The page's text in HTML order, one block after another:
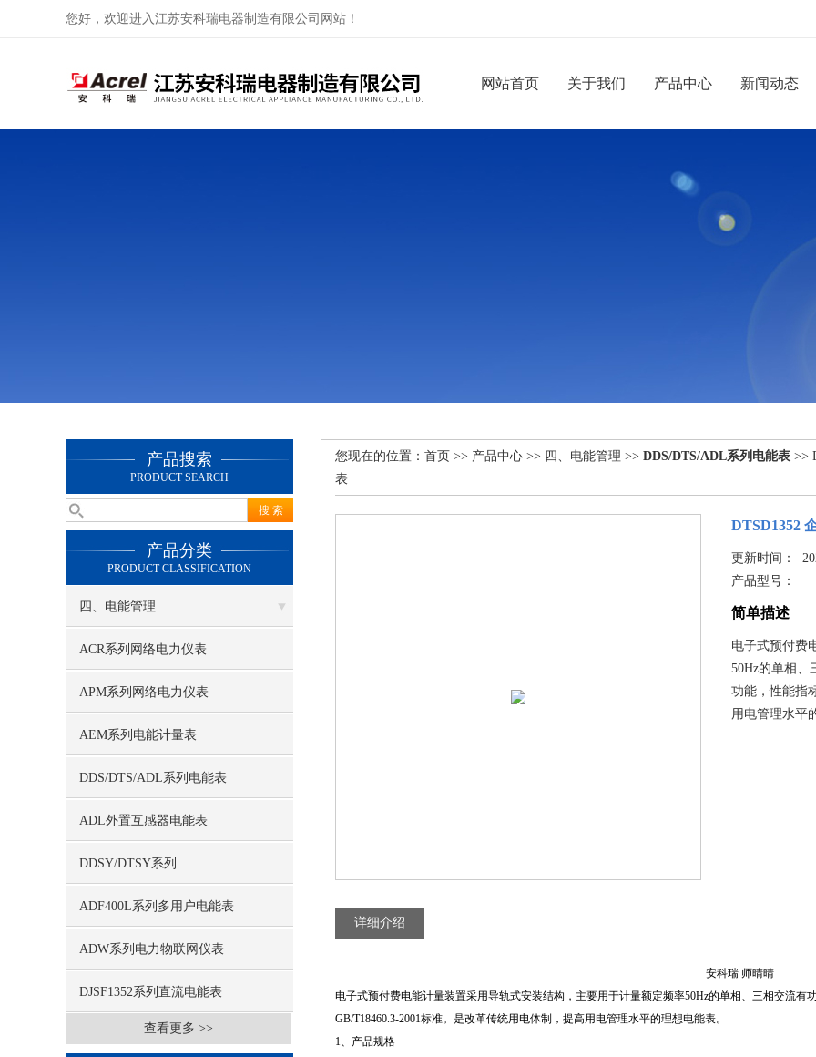
您好，欢迎进入江苏安科瑞电器制造有限公司网站！
网站首页 关于我们 产品中心 新闻动态
产品搜索
PRODUCT SEARCH
产品分类
PRODUCT CLASSIFICATION
四、电能管理
ACR系列网络电力仪表
APM系列网络电力仪表
AEM系列电能计量表
DDS/DTS/ADL系列电能表
ADL外置互感器电能表
DDSY/DTSY系列
ADF400L系列多用户电能表
ADW系列电力物联网仪表
DJSF1352系列直流电能表
查看更多 >>
您现在的位置： 首页 >> 产品中心 >> 四、电能管理 >> DDS/DTS/ADL系列电能表 >>
表
DTSD1352
更新时间：
产品型号：
简单描述
电子式预付费
50Hz的单相、
功能，性能指
用电管理水平
详细介绍
安科瑞 师晴晴
电子式预付费电能计量装置采用导轨式安装结构，主要用于计量额定频率50Hz的单相、三相交流有
GB/T18460.3-2001标准。是改革传统用电体制，提高用电管理水平的理想电能表。
1、产品规格